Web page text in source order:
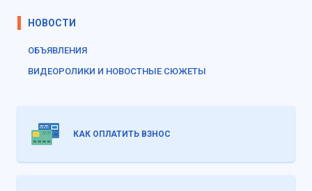
НОВОСТИ
ОБЪЯВЛЕНИЯ
ВИДЕОРОЛИКИ И НОВОСТНЫЕ СЮЖЕТЫ
КАК ОПЛАТИТЬ ВЗНОС